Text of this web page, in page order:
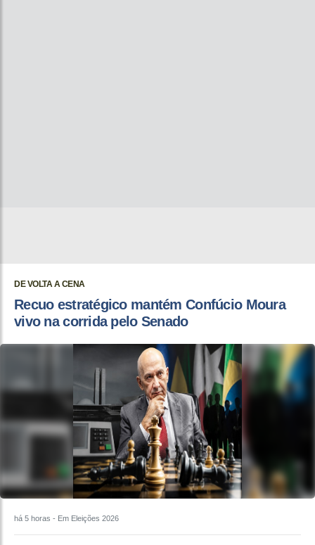
DE VOLTA A CENA
Recuo estratégico mantém Confúcio Moura
vivo na corrida pelo Senado
há 5 horas - Em Eleições 2026